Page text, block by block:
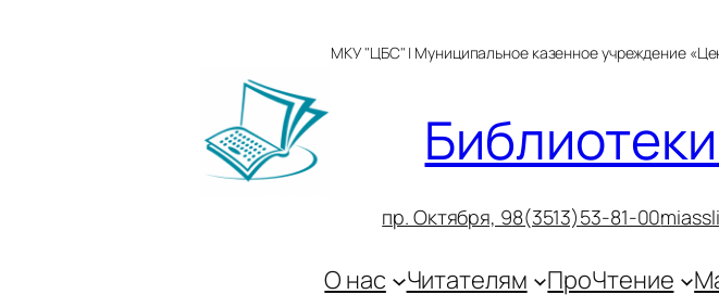
МКУ "ЦБС" | Муниципальное казенное учреждение
пр. Октября, 98(3513)53-81-00
О нас Читателям ПроЧтение